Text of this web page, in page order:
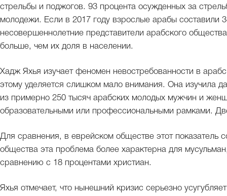
стрельбы и поджогов. 93 процента осужденных за
молодежи. Если в 2017 году взрослые арабы составили
несовершеннолетние представители арабского
больше, чем их доля в населении.
Хадж Яхья изучает феномен невостребованности в
этому уделяется слишком мало внимания. Она изучила
из примерно 250 тысяч арабских молодых мужчин и
образовательными или профессиональными рамками.
Для сравнения, в еврейском обществе этот показатель
общества эта проблема более характерна для
сравнению с 18 процентами христиан.
Яхья отмечает, что нынешний кризис серьезно